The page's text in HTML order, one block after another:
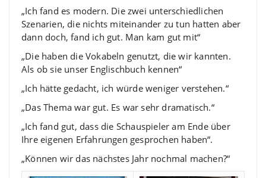
„Ich fand es modern. Die zwei unterschiedlichen
Szenarien, die nichts miteinander zu tun hatten aber
dann doch, fand ich gut. Man kam gut mit“
„Die haben die Vokabeln genutzt, die wir kannten.
Als ob sie unser Englischbuch kennen“
„Ich hätte gedacht, ich würde weniger verstehen.“
„Das Thema war gut. Es war sehr dramatisch.“
„Ich fand gut, dass die Schauspieler am Ende über
Ihre eigenen Erfahrungen gesprochen haben“.
„Können wir das nächstes Jahr nochmal machen?“